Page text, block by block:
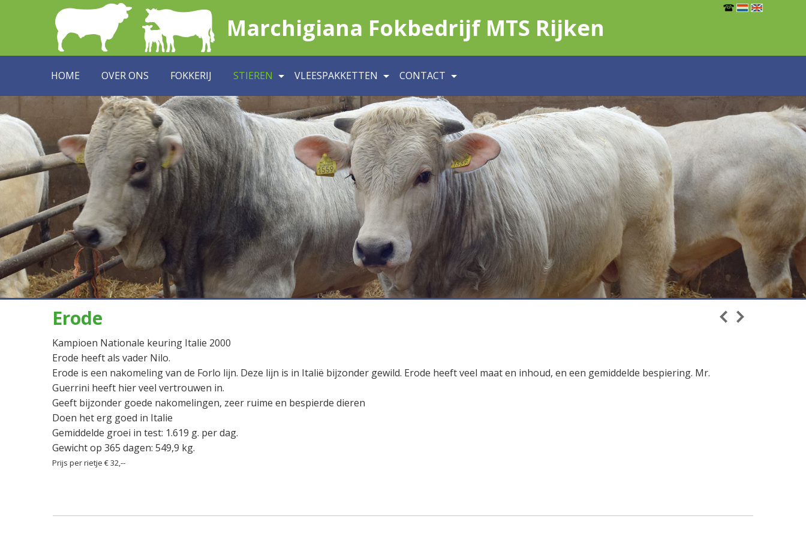
Marchigiana Fokbedrijf MTS Rijken
HOME OVER ONS FOKKERIJ STIEREN VLEESPAKKETTEN CONTACT
Erode
Kampioen Nationale keuring Italie 2000
Erode heeft als vader Nilo.
Erode is een nakomeling van de Forlo lijn. Deze lijn is in Italië bijzonder gewild. Erode heeft veel maat en inhoud, en een gemiddelde bespiering. Mr.
Guerrini heeft hier veel vertrouwen in.
Geeft bijzonder goede nakomelingen, zeer ruime en bespierde dieren
Doen het erg goed in Italie
Gemiddelde groei in test: 1.619 g. per dag.
Gewicht op 365 dagen: 549,9 kg.
Prijs per rietje € 32,--